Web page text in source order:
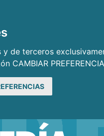
de terceros
CAMBIAR